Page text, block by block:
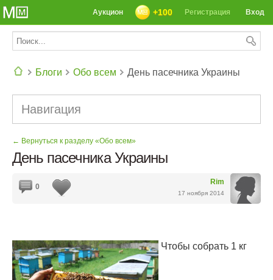
СЕГОДНЯ: 39142 РЕЦЕПТА
Вход
Регистрация
+100
Аукцион
Блоги Обо всем День пасечника Украины
Навигация
← Вернуться к разделу «Обо всем»
День пасечника Украины
Rim
17 ноября 2014
0
Чтобы собрать 1 кг